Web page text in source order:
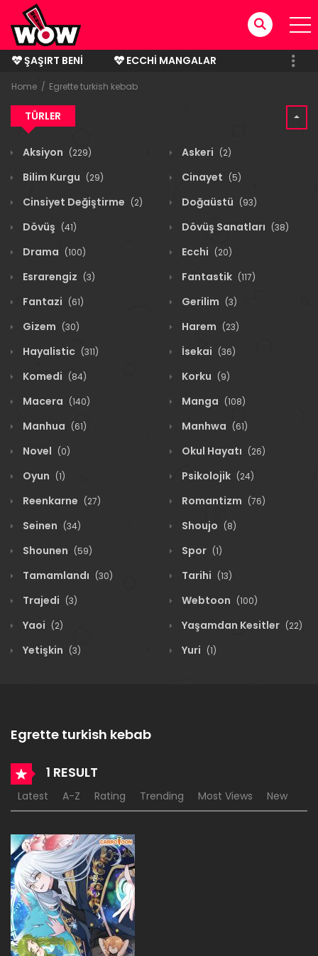
ŞAŞIRT BENI
ECCHI MANGALAR
BITMIŞ MANGALAR
Home Egrette turkish kebab
TÜRLER
Aksiyon (229) Askeri (2)
Bilim Kurgu (29) Cinayet (5)
Cinsiyet Değiştirme (2) Doğaüstü (93)
Dövüş (41) Dövüş Sanatları (38)
Drama (100) Ecchi (20)
Esrarengiz (3) Fantastik (117)
Fantazi (61) Gerilim (3)
Gizem (30) Harem (23)
Hayalistic (311) İsekai (36)
Komedi (84) Korku (9)
Macera (140) Manga (108)
Manhua (61) Manhwa (61)
Novel (0) Okul Hayatı (26)
Oyun (1) Psikolojik (24)
Reenkarne (27) Romantizm (76)
Seinen (34) Shoujo (8)
Shounen (59) Spor (1)
Tamamlandı (30) Tarihi (13)
Trajedi (3) Webtoon (100)
Yaoi (2) Yaşamdan Kesitler (22)
Yetişkin (3) Yuri (1)
Egrette turkish kebab
1 RESULT
Latest A-Z Rating Trending Most Views New